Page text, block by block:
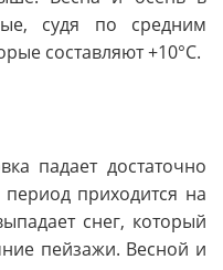
судя по средним
составляют +10°C.
падает достаточно
приходится на
снег, который
пейзажи. Весной и